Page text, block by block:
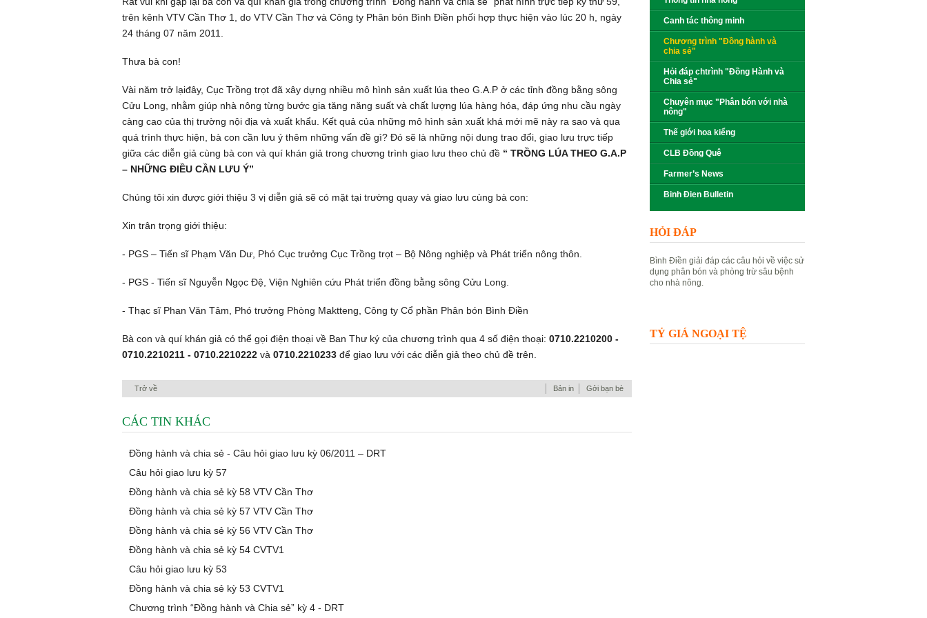
trên kênh VTV Cần Thơ 1, do VTV Cần Thơ và Công ty Phân bón Bình Điền phối hợp thực hiện vào lúc 20 h, ngày
24 tháng 07 năm 2011.
Thưa bà con!
Vài năm trở lạiđây, Cục Trồng trọt đã xây dựng nhiều mô hình sản xuất lúa theo G.A.P ở các tỉnh đồng bằng sông
Cửu Long, nhằm giúp nhà nông từng bước gia tăng năng suất và chất lượng lúa hàng hóa, đáp ứng nhu cầu ngày
càng cao của thị trường nội địa và xuất khẩu. Kết quả của những mô hình sản xuất khá mới mẽ này ra sao và qua
quá trình thực hiện, bà con cần lưu ý thêm những vấn đề gì? Đó sẽ là những nội dung trao đổi, giao lưu trực tiếp
giữa các diễn giả cùng bà con và quí khán giả trong chương trình giao lưu theo chủ đề “ TRỒNG LÚA THEO G.A.P
– NHỮNG ĐIỀU CẦN LƯU Ý”
Chúng tôi xin được giới thiệu 3 vị diễn giả sẽ có mặt tại trường quay và giao lưu cùng bà con:
Xin trân trọng giới thiệu:
- PGS – Tiến sĩ Phạm Văn Dư, Phó Cục trưởng Cục Trồng trọt – Bộ Nông nghiệp và Phát triển nông thôn.
- PGS - Tiến sĩ Nguyễn Ngọc Đệ, Viện Nghiên cứu Phát triển đồng bằng sông Cửu Long.
- Thạc sĩ Phan Văn Tâm, Phó trưởng Phòng Maktteng, Công ty Cổ phần Phân bón Bình Điền
Bà con và quí khán giả có thể gọi điện thoại về Ban Thư ký của chương trình qua 4 số điện thoại: 0710.2210200 -
0710.2210211 - 0710.2210222 và 0710.2210233 để giao lưu với các diễn giả theo chủ đề trên.
Trở về Gởi bạn bè
Bản in
CÁC TIN KHÁC
Đồng hành và chia sẻ - Câu hỏi giao lưu kỳ 06/2011 – DRT
Câu hỏi giao lưu kỳ 57
Đồng hành và chia sẻ kỳ 58 VTV Cần Thơ
Đồng hành và chia sẻ kỳ 57 VTV Cần Thơ
Đồng hành và chia sẻ kỳ 56 VTV Cần Thơ
Đồng hành và chia sẻ kỳ 54 CVTV1
Câu hỏi giao lưu kỳ 53
Đồng hành và chia sẻ kỳ 53 CVTV1
Chương trình “Đồng hành và Chia sẻ” kỳ 4 - DRT
Canh tác thông minh
Chương trình "Đồng hành và
chia sẻ"
Hỏi đáp chtrình "Đồng Hành và
Chia sẻ"
Chuyên mục "Phân bón với nhà
nông"
Thế giới hoa kiểng
CLB Đồng Quê
Farmer’s News
Binh Đien Bulletin
HỎI ĐÁP
Bình Điền giải đáp các câu hỏi về việc sử
dụng phân bón và phòng trừ sâu bệnh
cho nhà nông.
TỶ GIÁ NGOẠI TỆ